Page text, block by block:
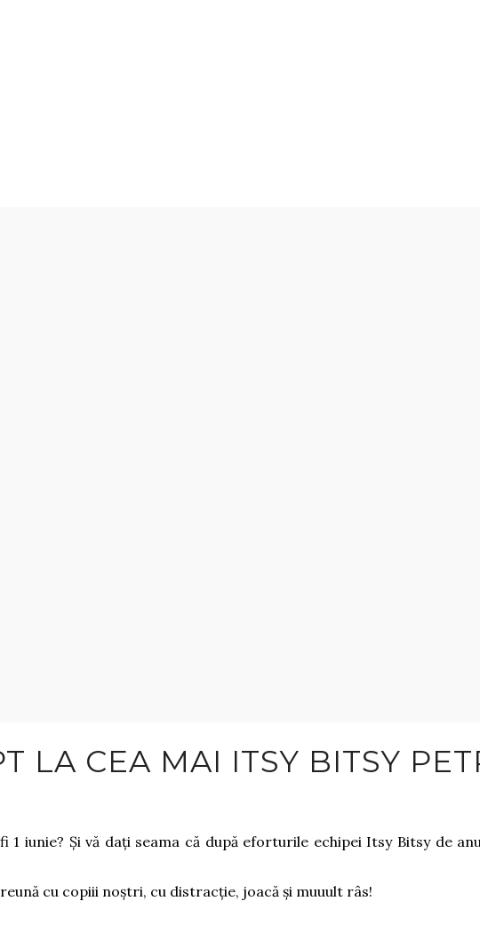
LA CEA MAI ITSY BITSY
1 iunie? Și vă dați seama că după eforturile echipei Itsy Bitsy de
cu copiii noștri, cu distracție, joacă și muuult râs!